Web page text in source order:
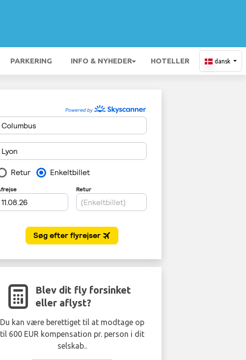
PARKERING INFO & NYHEDER HOTELLER dansk
Blev dit fly forsinket
eller aflyst?
Du kan være berettiget til at modtage op
til 600 EUR kompensation pr. person i dit
selskab..